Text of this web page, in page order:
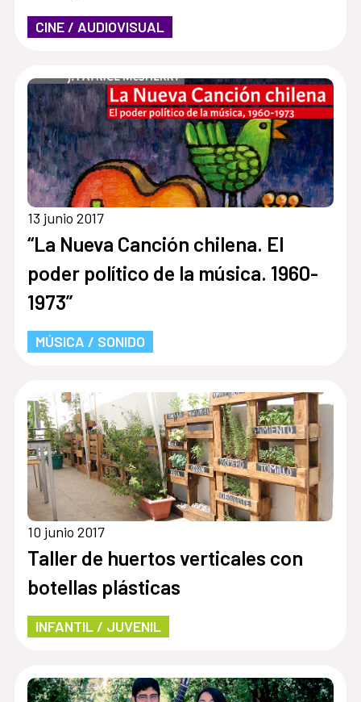
CINE / AUDIOVISUAL
13 junio 2017
“La Nueva Canción chilena. El
poder político de la música. 1960-
1973”
MÚSICA / SONIDO
10 junio 2017
Taller de huertos verticales con
botellas plásticas
INFANTIL / JUVENIL